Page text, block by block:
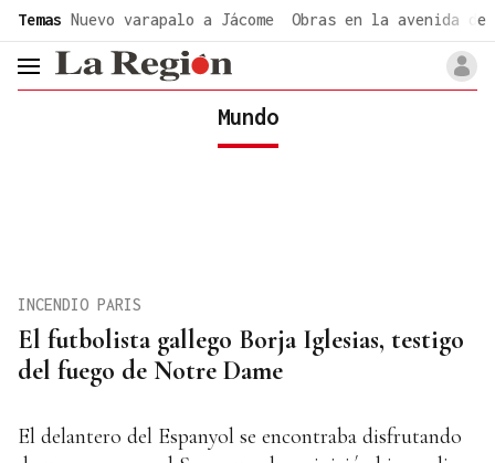
Temas Nuevo varapalo a Jácome Obras en la avenida de
header.menu.open
Mundo
El futbolista gallego Borja Iglesias, testigo
del fuego de Notre Dame
INCENDIO PARIS
El delantero del Espanyol se encontraba disfrutando